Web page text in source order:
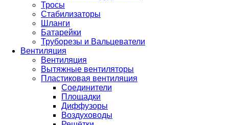
Тросы
Стабилизаторы
Шланги
Батарейки
Труборезы и Вальцеватели
Вентиляция
Вентиляция
Вытяжные вентиляторы
Пластиковая вентиляция
Соединители
Площадки
Диффузоры
Воздуховоды